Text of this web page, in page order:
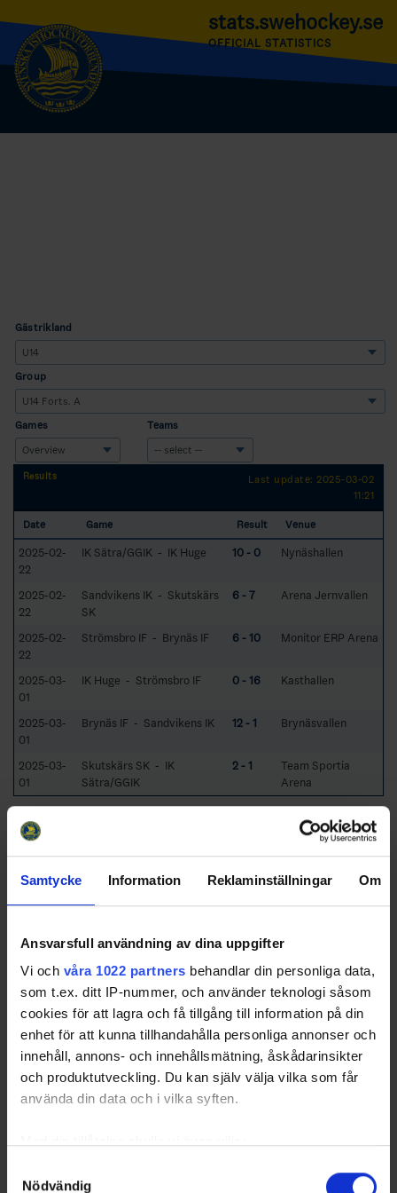
Samtycke Information Reklaminställningar Om
Ansvarsfull användning av dina uppgifter
Vi och våra 1022 partners behandlar din personliga data,
som t.ex. ditt IP-nummer, och använder teknologi såsom
cookies för att lagra och få tillgång till information på din
enhet för att kunna tillhandahålla personliga annonser och
innehåll, annons- och innehållsmätning, åskådarinsikter
och produktutveckling. Du kan själv välja vilka som får
använda din data och i vilka syften.
kan ha en noggrannhet på upp till flera meter
Nödvändig
stats.swehockey.se
OFFICIAL STATISTICS
Gästrikland
Group
Games Teams
Results
Last update: 2025-03-02
11:21
Date Game Result Venue
2025-02-
22
IK Sätra/GGIK - IK Huge 10 - 0 Nynäshallen
2025-02-
22
Sandvikens IK - Skutskärs
SK
6 - 7 Arena Jernvallen
2025-02-
22
Strömsbro IF - Brynäs IF 6 - 10 Monitor ERP Arena
2025-03-
01
IK Huge - Strömsbro IF 0 - 16 Kasthallen
2025-03-
01
Brynäs IF - Sandvikens IK 12 - 1 Brynäsvallen
2025-03-
01
Skutskärs SK - IK
Sätra/GGIK
2 - 1
Team Sportia
Arena
Group Standings
10 Rounds (30
RK Team GP T L GD
1
Brynäs IF 10 8 0 2 28
24
Strömsbro IF
5
Sandvikens IK 10 2 1 7 -47
7
6
IK Huge 10 0 0 10 -69 0
Swehockey – Svenska Ishockeyförbundets officiella app
Swehockey ger dig tillgång till nyheter, livebevakning